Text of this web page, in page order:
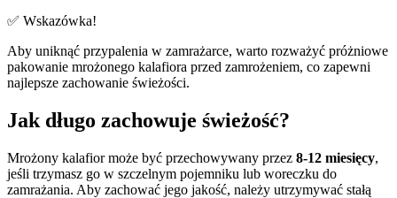
✅ Wskazówka!
Aby uniknąć przypalenia w zamrażarce, warto rozważyć próżniowe
pakowanie mrożonego kalafiora przed zamrożeniem, co zapewni
najlepsze zachowanie świeżości.
Jak długo zachowuje świeżość?
Mrożony kalafior może być przechowywany przez 8-12 miesięcy,
jeśli trzymasz go w szczelnym pojemniku lub woreczku do
zamrażania. Aby zachować jego jakość, należy utrzymywać stałą